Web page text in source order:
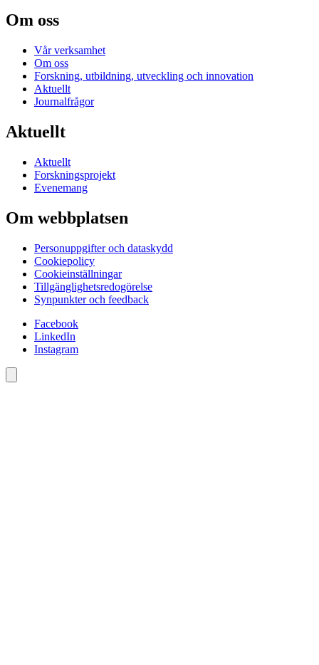
Om oss
Vår verksamhet
Om oss
Forskning, utbildning, utveckling och innovation
Aktuellt
Journalfrågor
Aktuellt
Aktuellt
Forskningsprojekt
Evenemang
Om webbplatsen
Personuppgifter och dataskydd
Cookiepolicy
Cookieinställningar
Tillgänglighetsredogörelse
Synpunkter och feedback
Facebook
LinkedIn
Instagram